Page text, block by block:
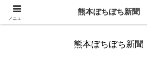
みんなまだ気づかずすごしていたんだわ。ずっとい
熊本ぼちぼち新聞
メニュー
熊本ぼちぼち新聞